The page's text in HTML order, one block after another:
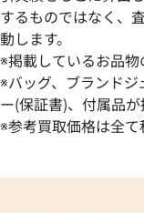
エルメス スカーフ シ
参考買取価格
28,000円
2026年5月3日時点
するものではなく、
動します。
※掲載しているお品物
※バッグ、ブランド
ー(保証書)、付属品が
※参考買取価格は全て